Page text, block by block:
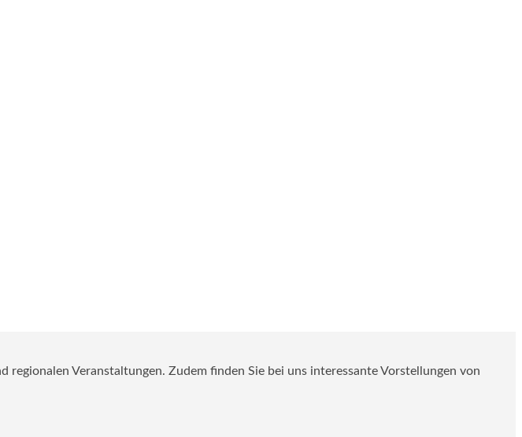
Veranstaltungen. Zudem finden Sie bei uns interessante Vorstellungen von